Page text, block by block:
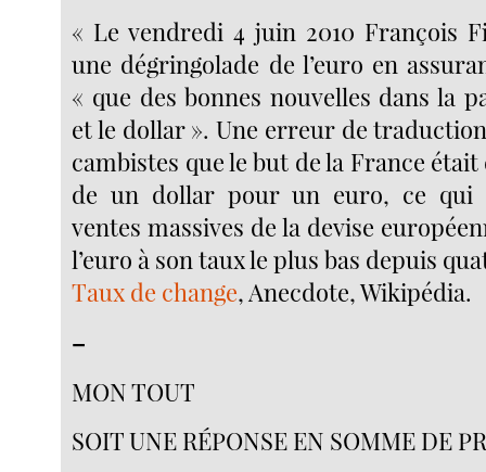
« Le vendredi 4 juin 2010 François
une dégringolade de l’euro en
« que des bonnes nouvelles dans la
et le dollar ». Une erreur de
cambistes que le but de la France
de un dollar pour un euro, ce qui
ventes massives de la devise
l’euro à son taux le plus bas depuis
Taux de change, Anecdote, Wikipédia.
–
MON TOUT
SOIT UNE RÉPONSE EN SOMME DE